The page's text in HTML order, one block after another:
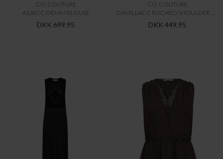
CO`COUTURE
ASJACC DENIM BLOUSE
DKK 699,95
CO`COUTURE
DKK 449,95